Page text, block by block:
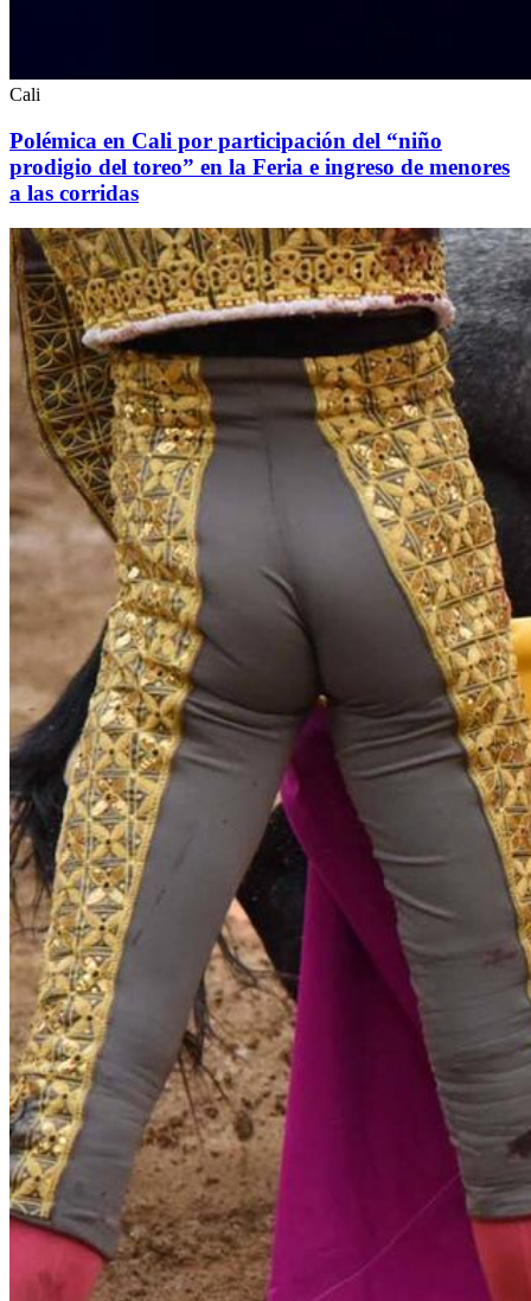
Cali
Polémica en Cali por participación del “niño
prodigio del toreo” en la Feria e ingreso de menores
a las corridas